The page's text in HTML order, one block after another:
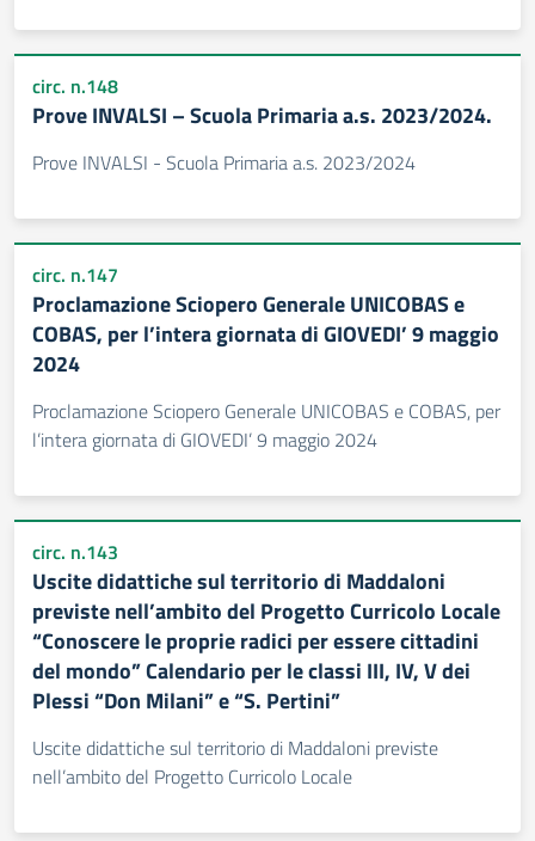
circ. n.148
Prove INVALSI – Scuola Primaria a.s. 2023/2024.
Prove INVALSI - Scuola Primaria a.s. 2023/2024
circ. n.147
Proclamazione Sciopero Generale UNICOBAS e
COBAS, per l’intera giornata di GIOVEDI’ 9 maggio
2024
Proclamazione Sciopero Generale UNICOBAS e COBAS, per
l’intera giornata di GIOVEDI’ 9 maggio 2024
circ. n.143
Uscite didattiche sul territorio di Maddaloni
previste nell’ambito del Progetto Curricolo Locale
“Conoscere le proprie radici per essere cittadini
del mondo” Calendario per le classi III, IV, V dei
Plessi “Don Milani” e “S. Pertini”
Uscite didattiche sul territorio di Maddaloni previste
nell’ambito del Progetto Curricolo Locale